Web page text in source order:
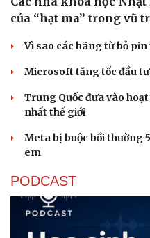
của “hạt ma” trong vũ
Vì sao các hãng từ bỏ
Microsoft tăng tốc đầu
Trung Quốc đưa vào
nhất thế giới
Meta bị buộc bồi thường
em
PODCAST